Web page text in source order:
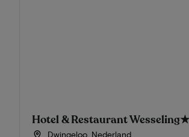
Hotel & Restaurant Wesseling
Dwingeloo, Nederland